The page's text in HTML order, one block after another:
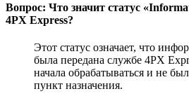
Вопрос: Что значит статус
4PX Express?
Этот статус означает, что
была передана службе 4PX
начала обрабатываться и не
пункт назначения.